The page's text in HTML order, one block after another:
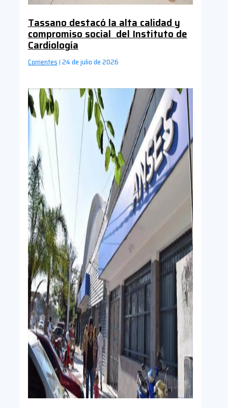
Tassano destacó la alta calidad y
compromiso social del Instituto de
Cardiología
Corrientes | 24 de julio de 2026